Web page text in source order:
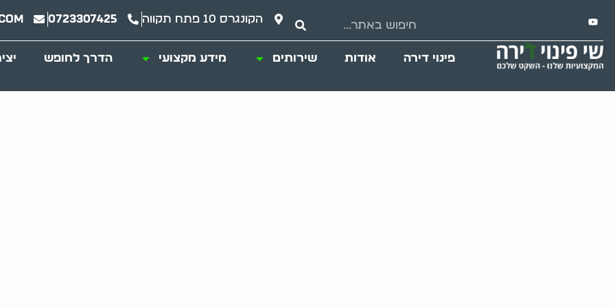
הקונגרס 10 פתח תקווה 0723307425
פינוי דירה אודות שירותים מידע מקצועי הדרך לחופש